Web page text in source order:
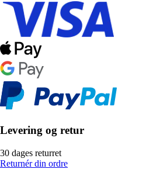
Levering og retur
30 dages returret
Returnér din ordre